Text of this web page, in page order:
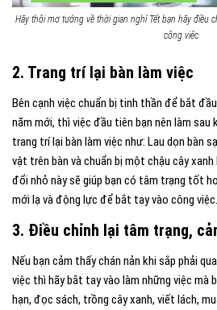
Hãy thôi mơ tưởng về thời gian nghỉ Tết bạn hãy điều
công việc
2. Trang trí lại bàn làm việc
Bên cạnh việc chuẩn bị tinh thần để bắt
năm mới, thì việc đầu tiên bạn nên làm sau
trang trí lại bàn làm việc như: Lau dọn bàn
vật trên bàn và chuẩn bị một chậu cây
đổi nhỏ này sẽ giúp bạn có tâm trạng tốt
mới lạ và động lực để bắt tay vào công việc.
3. Điều chỉnh lại tâm trạng,
Nếu bạn cảm thấy chán nản khi sắp phải
việc thì hãy bắt tay vào làm những việc mà
hạn, đọc sách, trồng cây xanh, viết lách,